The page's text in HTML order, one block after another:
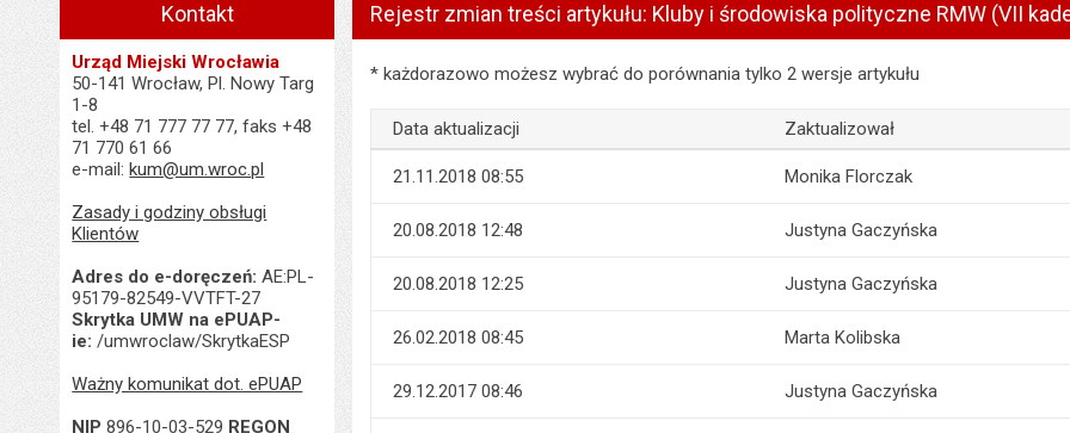
Kontakt
Urząd Miejski Wrocławia
50-141 Wrocław, Pl. Nowy Targ
1-8
tel. +48 71 777 77 77, faks +48
71 770 61 66
e-mail:kum@um.wroc.pl
Zasady i godziny obsługi
Klientów
Adres do e-doręczeń: AE:PL-
95179-82549-VVTFT-27
Skrytka UMW na ePUAP-
ie: /umwroclaw/SkrytkaESP
Ważny komunikat dot. ePUAP
NIP 896-10-03-529 REGON
Rejestr zmian treści artykułu: Kluby i środowiska polityczne RMW (VII
Rejestr zmian treści artykułu: Kluby i środowiska polityczne RMW (VII kadencja, lata 2014-
* każdorazowo możesz wybrać do porównania tylko 2 wersje artykułu
Data aktualizacji Zaktualizował
21.11.2018 08:55 Monika Florczak
20.08.2018 12:48 Justyna Gaczyńska
20.08.2018 12:25 Justyna Gaczyńska
26.02.2018 08:45 Marta Kolibska
29.12.2017 08:46 Justyna Gaczyńska